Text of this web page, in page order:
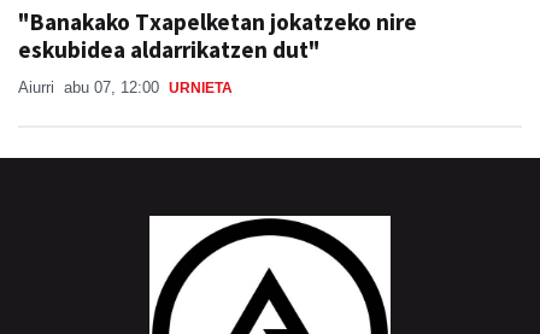
"Banakako Txapelketan jokatzeko nire
eskubidea aldarrikatzen dut"
Aiurri abu 07, 12:00 URNIETA